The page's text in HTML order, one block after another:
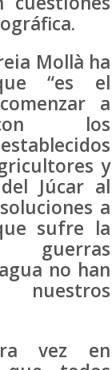
Mollà ha
“es el
a
los
y
Júcar al
a
sufre la
guerras
no han
vez en